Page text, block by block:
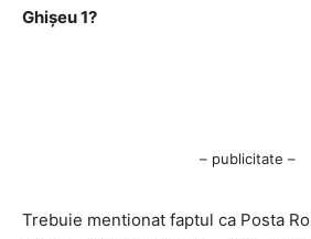
Ghişeu 1?
– publicitate –
Trebuie mentionat faptul ca Posta